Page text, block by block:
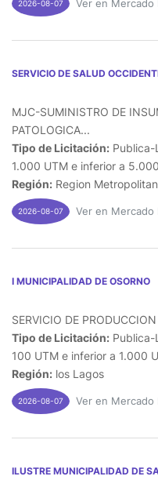
2026-08-07 Ver en Mercado
SERVICIO DE SALUD
MJC-SUMINISTRO DE
PATOLOGICA...
Tipo de Licitación: Publica-
1.000 UTM e inferior a
Región: Region
2026-08-07 Ver en Mercado
I MUNICIPALIDAD DE OSORNO
SERVICIO DE
Tipo de Licitación: Publica-
100 UTM e inferior a 1.000
Región: los Lagos
2026-08-07 Ver en Mercado
ILUSTRE MUNICIPALIDAD DE